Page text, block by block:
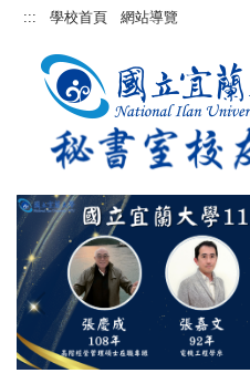
跳::: 學校首頁 網站導覽